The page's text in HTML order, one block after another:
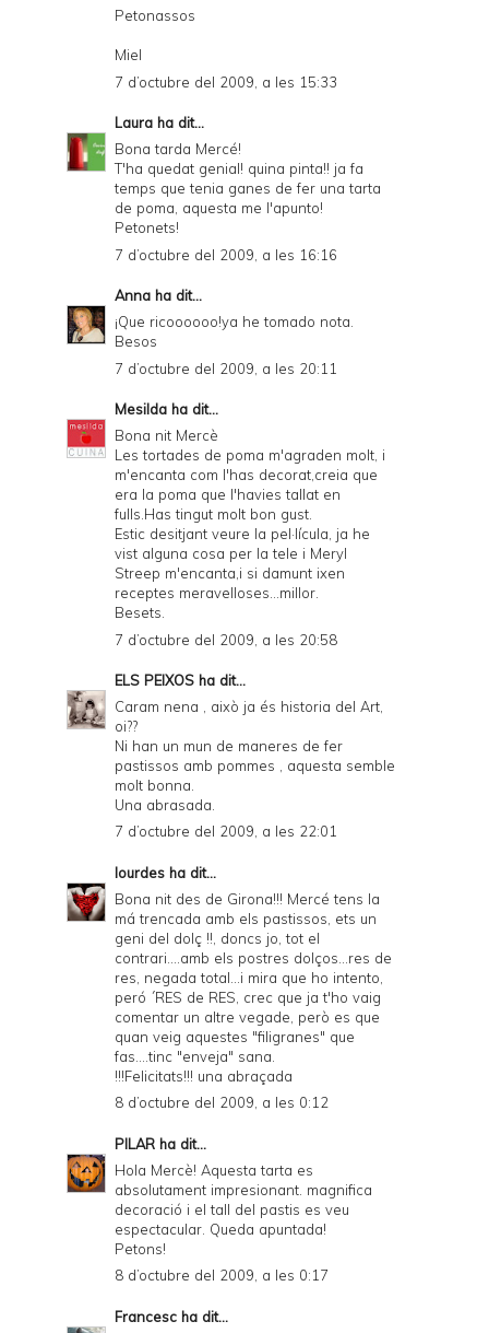
Petonassos
Miel
7 d’octubre del 2009, a les 15:33
Laura ha dit...
Bona tarda Mercé!
T'ha quedat genial! quina pinta!! ja fa
temps que tenia ganes de fer una tarta
de poma, aquesta me l'apunto!
Petonets!
7 d’octubre del 2009, a les 16:16
Anna ha dit...
¡Que ricoooooo!ya he tomado nota.
Besos
7 d’octubre del 2009, a les 20:11
Mesilda ha dit...
Bona nit Mercè
Les tortades de poma m'agraden molt, i
m'encanta com l'has decorat,creia que
era la poma que l'havies tallat en
fulls.Has tingut molt bon gust.
Estic desitjant veure la pel·lícula, ja he
vist alguna cosa per la tele i Meryl
Streep m'encanta,i si damunt ixen
receptes meravelloses...millor.
Besets.
7 d’octubre del 2009, a les 20:58
ELS PEIXOS ha dit...
Caram nena , això ja és historia del Art,
oi??
Ni han un mun de maneres de fer
pastissos amb pommes , aquesta semble
molt bonna.
Una abrasada.
7 d’octubre del 2009, a les 22:01
lourdes ha dit...
Bona nit des de Girona!!! Mercé tens la
má trencada amb els pastissos, ets un
geni del dolç !!, doncs jo, tot el
contrari....amb els postres dolços...res de
res, negada total...i mira que ho intento,
peró ´RES de RES, crec que ja t'ho vaig
comentar un altre vegade, però es que
quan veig aquestes "filigranes" que
fas....tinc "enveja" sana.
!!!Felicitats!!! una abraçada
8 d’octubre del 2009, a les 0:12
PILAR ha dit...
Hola Mercè! Aquesta tarta es
absolutament impresionant. magnifica
decoració i el tall del pastis es veu
espectacular. Queda apuntada!
Petons!
8 d’octubre del 2009, a les 0:17
Francesc ha dit...